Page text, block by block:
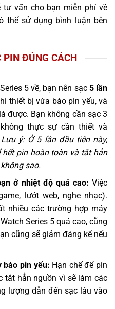
tư vấn cho bạn miễn phí về
thể sử dụng bình luận bên
PIN ĐÚNG CÁCH
5 về, bạn nên sạc5 lần
thiết bị vừa báo pin yếu, và
được. Bạn không cần sạc 3
thực sự cần thiết và
Lưu ý: Ở 5 lần đầu tiên này,
hết pin hoàn toàn và tắt hẳn
sao.
ở nhiệt độ quá cao: Việc
lướt web, nghe nhạc).
nhiều các trường hợp máy
Series 5 quá cao, cũng
cũng sẽ giảm đáng kể nếu
báo pin yếu: Hạn chế để pin
tắt hẳn nguồn vì sẽ làm các
lượng dẫn đến sạc lâu vào